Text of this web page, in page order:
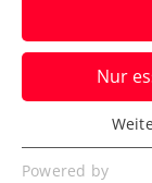
Das
Green-
Verfasst von:
Nur
Essenziell
Essenzielle
Powered by